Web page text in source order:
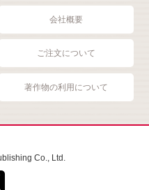
会社概要
ご注文について
著作物の利用について
Co., Ltd.